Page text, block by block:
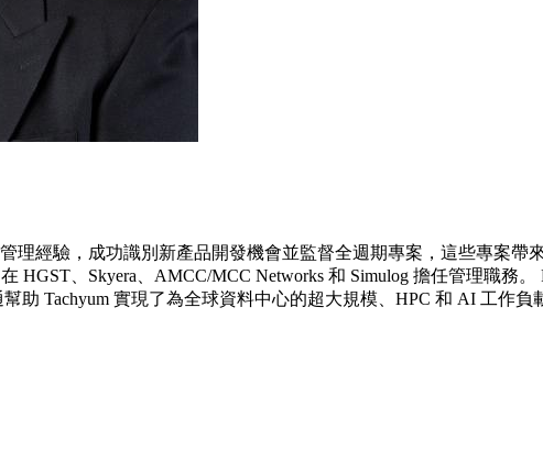
理經驗，成功識別新產品開發機會並監督全週期專案，這些專案帶
HGST、Skyera、AMCC/MCC Networks 和 Simulog 擔任管理職
助 Tachyum 實現了為全球資料中心的超大規模、HPC 和 AI 工作